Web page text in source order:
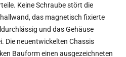
Keine Schraube stört die
das magnetisch fixierte
und das Gehäuse
Die neuentwickelten Chassis
Bauform einen ausgezeichneten